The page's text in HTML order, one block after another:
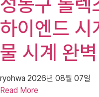
하이엔드 시
물 시계 완
ryohwa 2026년 08월 07일
Read More